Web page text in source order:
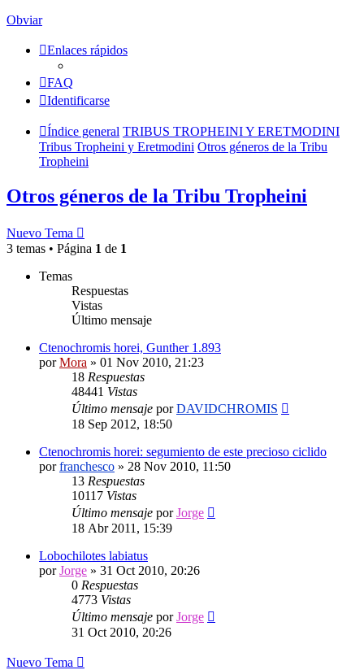
Obviar
Enlaces rápidos
FAQ
Identificarse
Índice general TRIBUS TROPHEINI Y ERETMODINI
Tribus Tropheini y Eretmodini Otros géneros de la Tribu
Tropheini
Otros géneros de la Tribu Tropheini
Nuevo Tema
3 temas • Página 1 de 1
Temas
Respuestas
Vistas
Último mensaje
Ctenochromis horei, Gunther 1.893
porMora » 01 Nov 2010, 21:23
18 Respuestas
48441 Vistas
Último mensaje porDAVIDCHROMIS
18 Sep 2012, 18:50
Ctenochromis horei: segumiento de este precioso ciclido
porfranchesco » 28 Nov 2010, 11:50
13 Respuestas
10117 Vistas
Último mensaje porJorge
18 Abr 2011, 15:39
Lobochilotes labiatus
porJorge » 31 Oct 2010, 20:26
0 Respuestas
4773 Vistas
Último mensaje porJorge
31 Oct 2010, 20:26
Nuevo Tema